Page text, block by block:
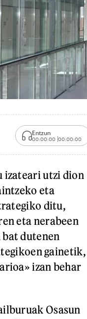
Entzun
00:00:00 00:00:00
izateari utzi dion
eta
ditu,
eta nerabeen
bat dutenen
gainetik,
izan behar
Osasun